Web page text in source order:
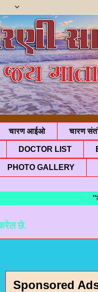
चारण आईओ चारण
DOCTOR LIST
PHOTO GALLERY
"जय
Sponsored